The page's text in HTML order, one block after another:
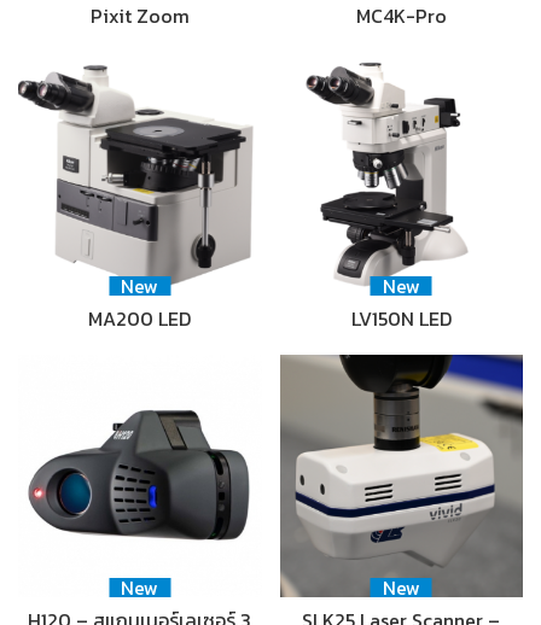
Pixit Zoom
MC4K-Pro
New
MA200 LED
New
LV150N LED
New
New